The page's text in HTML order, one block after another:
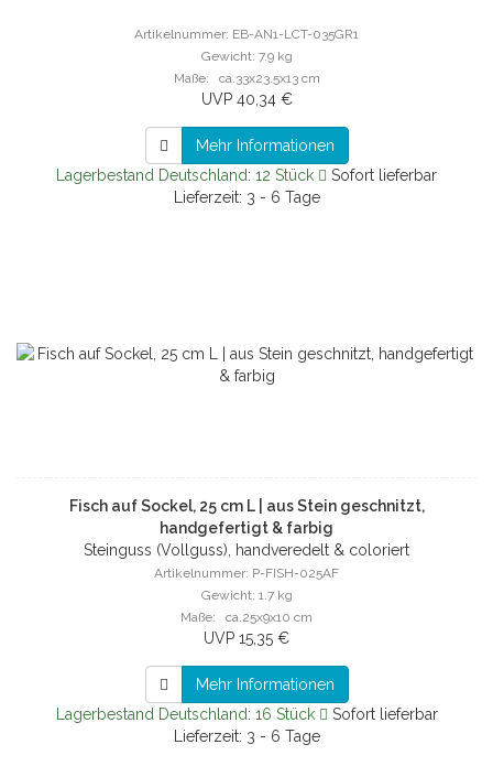
Artikelnummer: EB-AN1-LCT-035GR1
Gewicht: 7.9 kg
Maße: ca.33x23.5x13 cm
UVP 40,34 €
Mehr Informationen
Lagerbestand Deutschland: 12 Stück
Sofort lieferbar
Lieferzeit: 3 - 6 Tage
Fisch auf Sockel, 25 cm L | aus Stein geschnitzt,
handgefertigt & farbig
Steinguss (Vollguss), handveredelt & coloriert
Artikelnummer: P-FISH-025AF
Gewicht: 1.7 kg
Maße: ca.25x9x10 cm
UVP 15,35 €
Mehr Informationen
Lagerbestand Deutschland: 16 Stück
Sofort lieferbar
Lieferzeit: 3 - 6 Tage